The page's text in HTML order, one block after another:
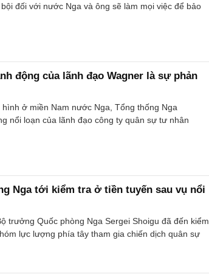
đối với nước Nga và ông sẽ làm mọi việc để bảo
động của lãnh đạo Wagner là sự phản
ở miền Nam nước Nga, Tổng thống Nga
nổi loạn của lãnh đạo công ty quân sự tư nhân
Nga tới kiểm tra ở tiền tuyến sau vụ nổi
trưởng Quốc phòng Nga Sergei Shoigu đã đến kiểm
lực lượng phía tây tham gia chiến dịch quân sự